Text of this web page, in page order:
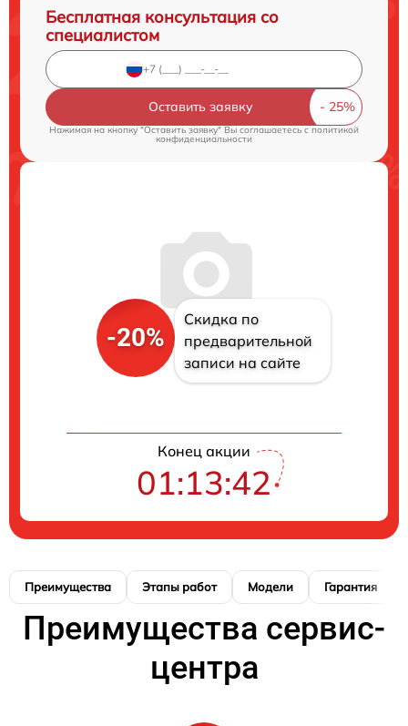
Бесплатная консультация со
специалистом
Оставить заявку
Нажимая на кнопку "Оставить заявку" Вы соглашаетесь cполитикой
конфиденциальности
-20%
Скидка по
предварительной
записи на сайте
Конец акции
01:13:42
Преимущества Этапы работ Модели Гарантия
Преимущества сервис-
центра